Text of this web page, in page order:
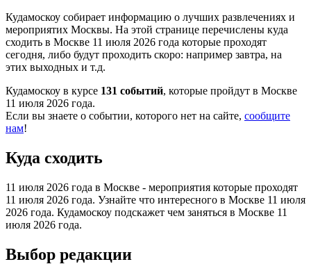
Кудамоскоу собирает информацию о лучших развлечениях и
мероприятих Москвы. На этой странице перечислены куда
сходить в Москве 11 июля 2026 года которые проходят
сегодня, либо будут проходить скоро: например завтра, на
этих выходных и т.д.
Кудамоскоу в курсе 131 событий, которые пройдут в Москве
11 июля 2026 года.
Если вы знаете о событии, которого нет на сайте, сообщите
нам!
Куда сходить
11 июля 2026 года в Москве - мероприятия которые проходят
11 июля 2026 года. Узнайте что интересного в Москве 11 июля
2026 года. Кудамоскоу подскажет чем заняться в Москве 11
июля 2026 года.
Выбор редакции